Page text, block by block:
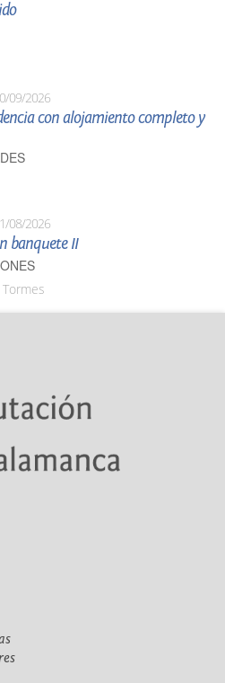
09/2026
con alojamiento completo y
08/2026
banquete II